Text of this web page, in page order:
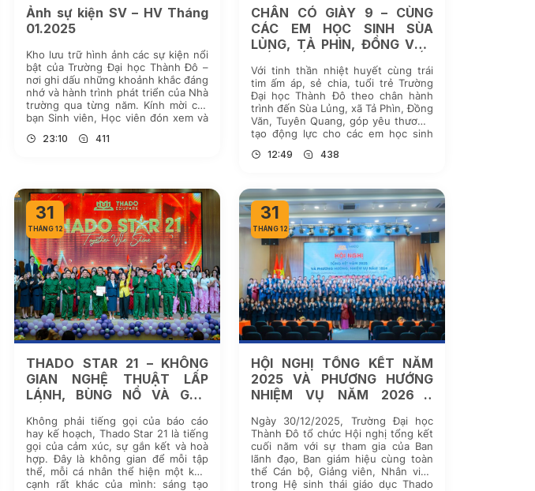
Ảnh sự kiện SV – HV Tháng
01.2025
Kho lưu trữ hình ảnh các sự kiện nổi
bật của Trường Đại học Thành Đô –
nơi ghi dấu những khoảnh khắc đáng
nhớ và hành trình phát triển của Nhà
trường qua từng năm. Kính mời các
bạn Sinh viên, Học viên đón xem và
vào […]
23:10 411
CHÂN CÓ GIÀY 9 – CÙNG
CÁC EM HỌC SINH SÙA
LỦNG, TẢ PHÌN, ĐỒNG VĂN
TRƯỜNG
Với tinh thần nhiệt huyết cùng trái
tim ấm áp, sẻ chia, tuổi trẻ Trường
Đại học Thành Đô theo chân hành
trình đến Sùa Lủng, xã Tả Phìn, Đồng
Văn, Tuyên Quang, góp yêu thương,
tạo động lực cho các em học sinh
Trên hành trình mang […]
12:49 438
31
THÁNG 12
THADO STAR 21 – KHÔNG
GIAN NGHỆ THUẬT LẤP
LÁNH, BÙNG NỔ VÀ GẮN
Không phải tiếng gọi của báo cáo
hay kế hoạch, Thado Star 21 là tiếng
gọi của cảm xúc, sự gắn kết và hoà
hợp. Đây là không gian để mỗi tập
thể, mỗi cá nhân thể hiện một khía
cạnh rất khác của mình: sáng tạo
31
THÁNG 12
HỘI NGHỊ TỔNG KẾT NĂM
2025 VÀ PHƯƠNG HƯỚNG
NHIỆM VỤ NĂM 2026 –
ĐỒNG HÀNH VÀ PHÁT TRIỂN
Ngày 30/12/2025, Trường Đại học
Thành Đô tổ chức Hội nghị tổng kết
cuối năm với sự tham gia của Ban
lãnh đạo, Ban giám hiệu cùng toàn
thể Cán bộ, Giảng viên, Nhân viên
trong Hệ sinh thái giáo dục Thado